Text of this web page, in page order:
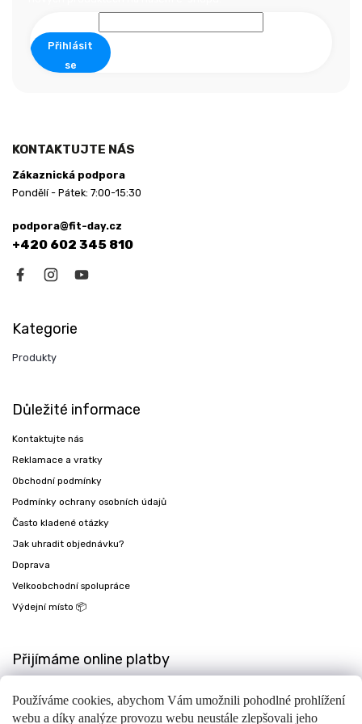
Používáme cookies, abychom Vám umožnili pohodlné prohlížení
webu a díky analýze provozu webu neustále zlepšovali jeho
Přihlásit
se
KONTAKTUJTE NÁS
Zákaznická podpora
Pondělí - Pátek: 7:00-15:30
podpora@fit-day.cz
+420 602 345 810
Kategorie
Produkty
Důležité informace
Kontaktujte nás
Reklamace a vratky
Obchodní podmínky
Podmínky ochrany osobních údajů
Často kladené otázky
Jak uhradit objednávku?
Doprava
Velkoobchodní spolupráce
Výdejní místo 📦
Přijímáme online platby